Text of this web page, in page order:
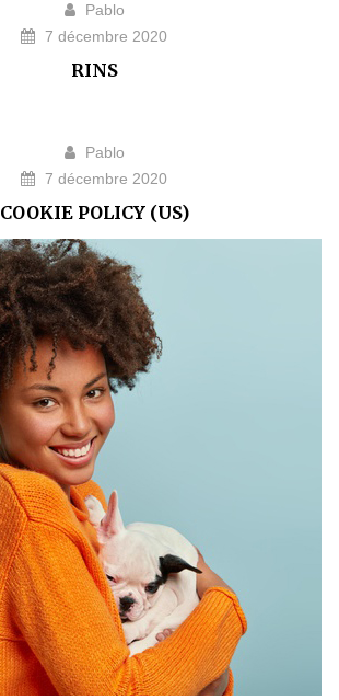
Pablo
7 décembre 2020
RINS
Pablo
7 décembre 2020
COOKIE POLICY (US)